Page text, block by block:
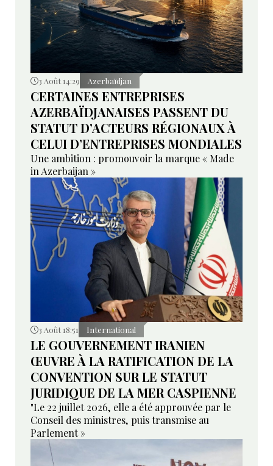
3 Août 14:29 Azerbaïdjan
CERTAINES ENTREPRISES
AZERBAÏDJANAISES PASSENT DU
STATUT D’ACTEURS RÉGIONAUX À
CELUI D’ENTREPRISES MONDIALES
Une ambition : promouvoir la marque « Made
in Azerbaijan »
3 Août 18:51 International
LE GOUVERNEMENT IRANIEN
ŒUVRE À LA RATIFICATION DE LA
CONVENTION SUR LE STATUT
JURIDIQUE DE LA MER CASPIENNE
"Le 22 juillet 2026, elle a été approuvée par le
Conseil des ministres, puis transmise au
Parlement »